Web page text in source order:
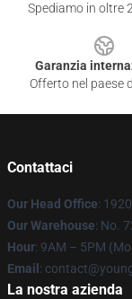
Spediamo in oltre
Garanzia
Offerto nel paese
Contattaci
Our Head Office:
Our Warehouse: No.
Hour: 9AM – 5PM
Email :
La nostra azienda